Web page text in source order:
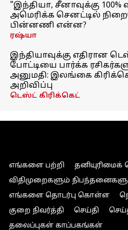
"இந்தியா, சீனாவுக்கு 100%
அமெரிக்க செனட்டில்
பின்னணி என்ன?
ரஷ்யா
இந்தியாவுக்கு எதிரான
போட்டியை பார்க்க
அனுமதி: இலங்கை
அறிவிப்பு
டெஸ்ட் கிரிக்கெட்
எங்களை பற்றி
விதிமுறைகளும்
எங்களை தொடர்பு கொள்ள
குறை நிவர்த்தி
செய்தி
தலைப்புகள் காப்பகங்கள்